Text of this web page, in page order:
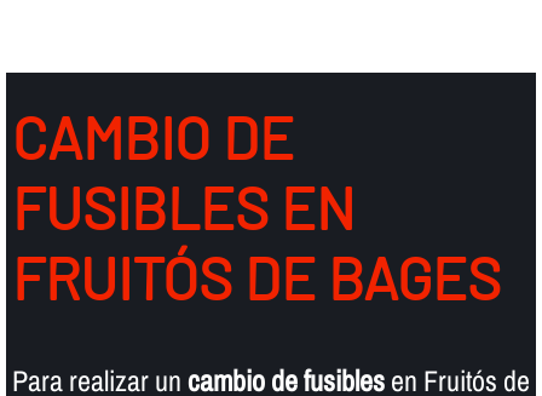
CAMBIO DE
FUSIBLES EN
FRUITÓS DE BAGES
Para realizar uncambio de fusiblesen Fruitós de